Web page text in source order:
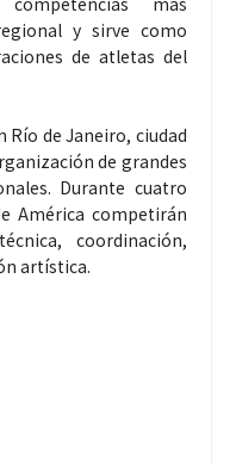
y sirve como
de atletas del
Río de Janeiro, ciudad
de grandes
Durante cuatro
América competirán
coordinación,
artística.